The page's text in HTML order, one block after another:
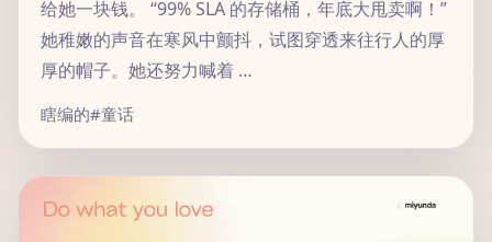
给她一块钱。 “99% SLA 的存储桶，年底大甩卖啊！”
她稚嫩的声音在寒风中颤抖，试图穿透来往行人的厚
厚的帽子。她还努力喊着 …
瞎编的#童话